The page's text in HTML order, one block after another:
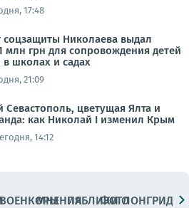
17:48
соцзащиты Николаева выдал
млн грн для сопровождения детей
школах и садах
21:09
Севастополь, цветущая Ялта и
как Николай I изменил Крым
14:12
ВОЕНКОРЫМНЕНИЯПАБЛИКИ
ФОТОЛОНГРИДЫ